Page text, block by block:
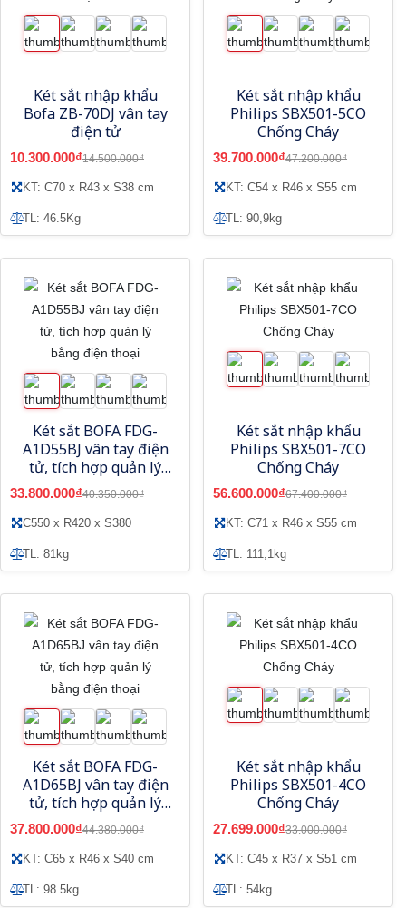
Két sắt nhập khẩu
Bofa ZB-70DJ vân tay
điện tử
10.300.000₫14.500.000₫
KT: C70 x R43 x S38 cm
TL: 46.5Kg
Két sắt nhập khẩu
Philips SBX501-5CO
Chống Cháy
39.700.000₫47.200.000₫
KT: C54 x R46 x S55 cm
TL: 90,9kg
Két sắt BOFA FDG-
A1D55BJ vân tay điện
tử, tích hợp quản lý
bằng điện thoại
33.800.000₫40.350.000₫
C550 x R420 x S380
TL: 81kg
Két sắt nhập khẩu
Philips SBX501-7CO
Chống Cháy
56.600.000₫67.400.000₫
KT: C71 x R46 x S55 cm
TL: 111,1kg
Két sắt BOFA FDG-
A1D65BJ vân tay điện
tử, tích hợp quản lý
bằng điện thoại
37.800.000₫44.380.000₫
KT: C65 x R46 x S40 cm
TL: 98.5kg
Két sắt nhập khẩu
Philips SBX501-4CO
Chống Cháy
27.699.000₫33.000.000₫
KT: C45 x R37 x S51 cm
TL: 54kg